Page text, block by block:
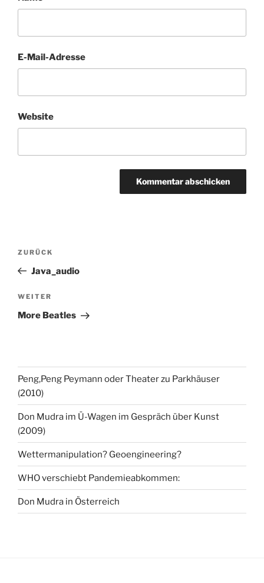
E-Mail-Adresse
Website
Beitragsnavigation
Vorheriger
Beitrag
ZURÜCK
Java_audio
Nächster
Beitrag
WEITER
More Beatles
Peng,Peng Peymann oder Theater zu Parkhäuser
(2010)
Don Mudra im Ü-Wagen im Gespräch über Kunst
(2009)
Wettermanipulation? Geoengineering?
WHO verschiebt Pandemieabkommen:
Don Mudra in Österreich